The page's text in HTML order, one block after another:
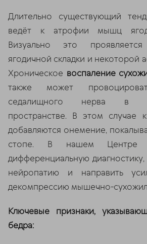
Длительно существующий
ведёт к атрофии мышц
Визуально это проявляется
ягодичной складки и некоторой
Хроническое воспаление
также может
седалищного нерва в
пространстве. В этом случае
добавляются онемение,
стопе. В нашем Центре
дифференциальную
нейропатию и направить
декомпрессию мышечно-
Ключевые признаки,
бедра: